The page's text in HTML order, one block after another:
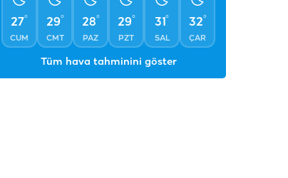
27°
CUM
29°
CMT
28°
PAZ
29°
PZT
31°
SAL
32°
ÇAR
Tüm hava tahminini göster